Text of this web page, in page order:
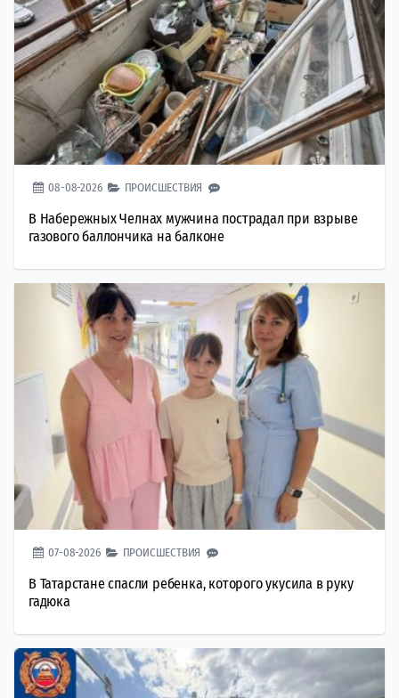
08-08-2026 ПРОИСШЕСТВИЯ
В Набережных Челнах мужчина пострадал при взрыве
газового баллончика на балконе
07-08-2026 ПРОИСШЕСТВИЯ
В Татарстане спасли ребенка, которого укусила в руку
гадюка